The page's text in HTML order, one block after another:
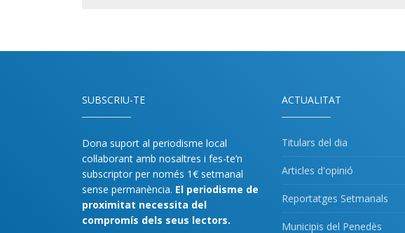
SUBSCRIU-TE
Dona suport al periodisme local
col·laborant amb nosaltres i fes-te’n
subscriptor per només 1€ setmanal
sense permanència. El periodisme de
proximitat necessita del
compromís dels seus lectors.
ACTUALITAT
Titulars del dia
Articles d'opinió
Reportatges Setmanals
Municipis del Penedès